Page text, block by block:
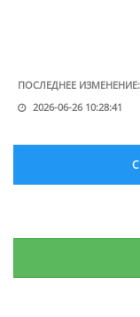
ПОСЛЕДНЕЕ ИЗМЕНЕНИЕ:
2026-06-26 10:28:41